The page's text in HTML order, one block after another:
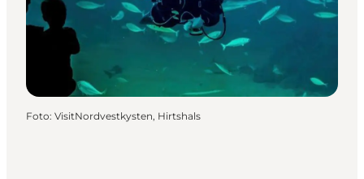
Foto: VisitNordvestkysten, Hirtshals